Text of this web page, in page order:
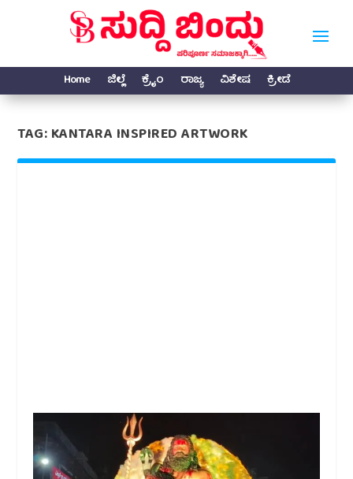
Home ಜಿಲ್ಲೆ ಕ್ರೈಂ ರಾಜ್ಯ ವಿಶೇಷ ಕ್ರೀಡೆ
TAG:KANTARA INSPIRED ARTWORK